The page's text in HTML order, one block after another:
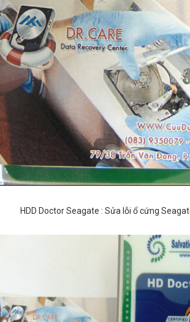
HDD Doctor Seagate : Sửa lỗi ổ cứng